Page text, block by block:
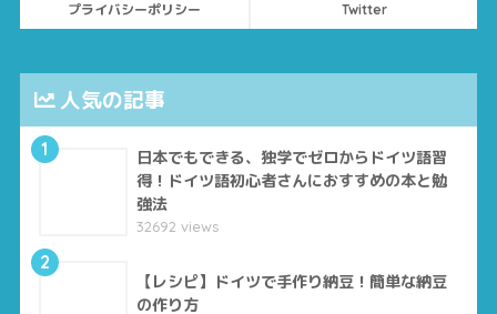
プライバシーポリシー Twitter
人気の記事
1
日本でもできる、独学でゼロからドイツ語習
得！ドイツ語初心者さんにおすすめの本と勉
強法
32692 views
2
【レシピ】ドイツで手作り納豆！簡単な納豆
の作り方